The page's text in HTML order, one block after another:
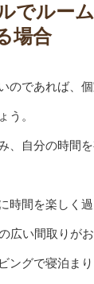
でルー
場合
のであれば、
う。
、自分の時間
時間を楽しく
広い間取りがお
ングで寝泊ま